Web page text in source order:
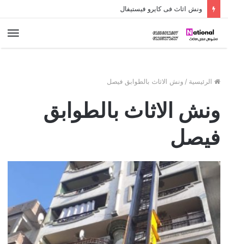
ونش اثاث فى كايرو فيستيفال
الرئيسية / ونش الاثاث بالطوابق فيصل
ونش الاثاث بالطوابق
فيصل